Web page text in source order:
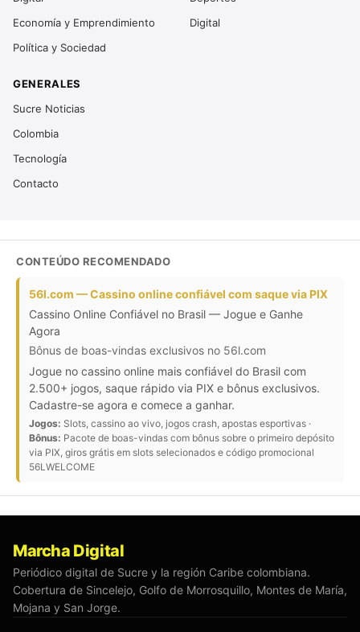
Economía y Emprendimiento
Política y Sociedad
Digital
GENERALES
Sucre Noticias
Colombia
Tecnología
Contacto
CONTEÚDO RECOMENDADO
56l.com — Cassino online confiável com saque via PIX
Cassino Online Confiável no Brasil — Jogue e Ganhe
Agora
Bônus de boas-vindas exclusivos no 56l.com
Jogue no cassino online mais confiável do Brasil com
2.500+ jogos, saque rápido via PIX e bônus exclusivos.
Cadastre-se agora e comece a ganhar.
Jogos: Slots, cassino ao vivo, jogos crash, apostas esportivas ·
Bônus: Pacote de boas-vindas com bônus sobre o primeiro depósito
via PIX, giros grátis em slots selecionados e código promocional
56LWELCOME
Marcha Digital
Periódico digital de Sucre y la región Caribe colombiana.
Cobertura de Sincelejo, Golfo de Morrosquillo, Montes de María,
Mojana y San Jorge.